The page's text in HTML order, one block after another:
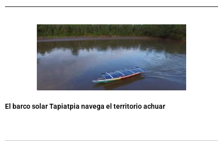
El barco solar Tapiatpia navega el territorio achuar